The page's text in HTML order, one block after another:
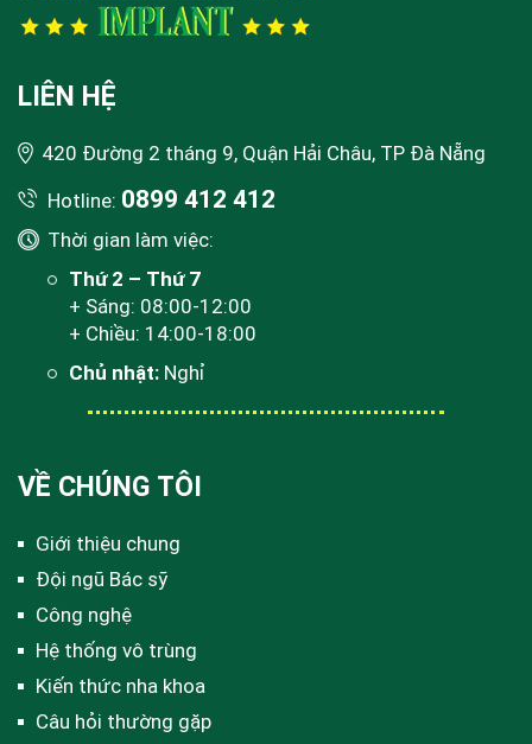
LIÊN HỆ
420 Đường 2 tháng 9, Quận Hải Châu, TP Đà Nẵng
Hotline: 0899 412 412
Thời gian làm việc:
Thứ 2 – Thứ 7
+ Sáng: 08:00-12:00
+ Chiều: 14:00-18:00
Chủ nhật: Nghỉ
VỀ CHÚNG TÔI
Giới thiệu chung
Đội ngũ Bác sỹ
Công nghệ
Hệ thống vô trùng
Kiến thức nha khoa
Câu hỏi thường gặp